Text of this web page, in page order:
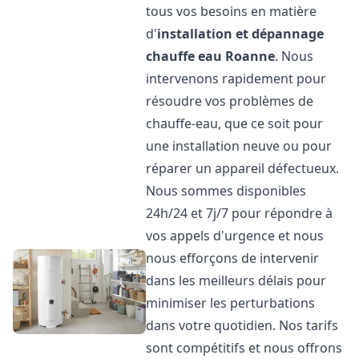
tous vos besoins en matière
d'installation et dépannage
chauffe eau Roanne. Nous
intervenons rapidement pour
résoudre vos problèmes de
chauffe-eau, que ce soit pour
une installation neuve ou pour
réparer un appareil défectueux.
Nous sommes disponibles
24h/24 et 7j/7 pour répondre à
vos appels d'urgence et nous
nous efforçons de intervenir
dans les meilleurs délais pour
minimiser les perturbations
dans votre quotidien. Nos tarifs
sont compétitifs et nous offrons